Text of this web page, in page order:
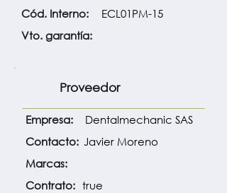
Cód. Interno:
ECL01PM-15
Vto. garantía:
Proveedor
Empresa:
Dentalmechanic SAS
Contacto: Javier Moreno
Marcas:
Contrato: true